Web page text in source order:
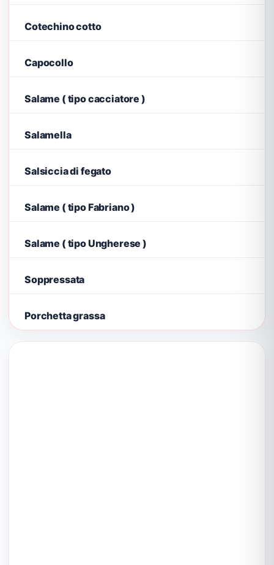
Cotechino cotto
Capocollo
Salame ( tipo cacciatore )
Salamella
Salsiccia di fegato
Salame ( tipo Fabriano )
Salame ( tipo Ungherese )
Soppressata
Porchetta grassa